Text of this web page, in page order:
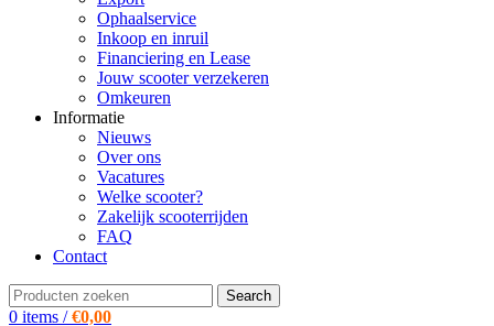
Ophaalservice
Inkoop en inruil
Financiering en Lease
Jouw scooter verzekeren
Omkeuren
Informatie
Nieuws
Over ons
Vacatures
Welke scooter?
Zakelijk scooterrijden
FAQ
Contact
Search
0 items / €0,00